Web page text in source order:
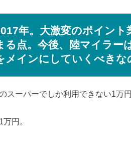
年。大激変のポイン
る点。今後、陸マイラ
メインにしていくべきな
スーパーでしか利用できない1万円
円。